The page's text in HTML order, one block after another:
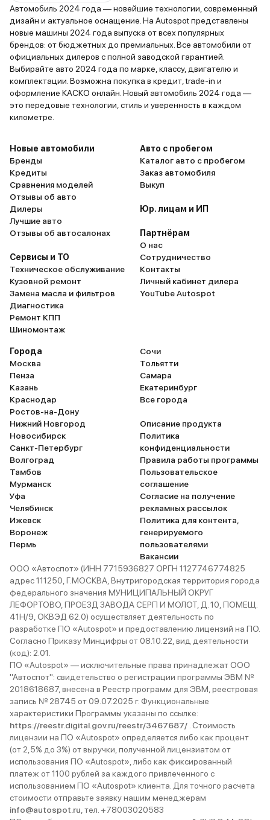
Автомобиль 2024 года — новейшие технологии, современный
дизайн и актуальное оснащение. На Autospot представлены
новые машины 2024 года выпуска от всех популярных
брендов: от бюджетных до премиальных. Все автомобили от
официальных дилеров с полной заводской гарантией.
Выбирайте авто 2024 года по марке, классу, двигателю и
комплектации. Возможна покупка в кредит, trade-in и
оформление КАСКО онлайн. Новый автомобиль 2024 года —
это передовые технологии, стиль и уверенность в каждом
километре.
Новые автомобили
Бренды
Кредиты
Сравнения моделей
Отзывы об авто
Дилеры
Лучшие авто
Отзывы об автосалонах
Сервисы и ТО
Техническое обслуживание
Кузовной ремонт
Замена масла и фильтров
Диагностика
Ремонт КПП
Шиномонтаж
Авто с пробегом
Каталог авто с пробегом
Заказ автомобиля
Выкуп
Юр. лицам и ИП
Партнёрам
О нас
Сотрудничество
Контакты
Личный кабинет дилера
YouTube Autospot
Города
Москва
Пенза
Казань
Краснодар
Ростов-на-Дону
Нижний Новгород
Новосибирск
Санкт-Петербург
Волгоград
Тамбов
Мурманск
Уфа
Челябинск
Ижевск
Воронеж
Пермь
Сочи
Тольятти
Самара
Екатеринбург
Все города
Описание продукта
Политика
конфиденциальности
Правила работы программы
Пользовательское
соглашение
Согласие на получение
рекламных рассылок
Политика для контента,
генерируемого
пользователями
Вакансии
ООО «Автоспот» (ИНН 7715936827 ОРГН 1127746774825
адрес 111250, Г.МОСКВА, Внутригородская территория города
федерального значения МУНИЦИПАЛЬНЫЙ ОКРУГ
ЛЕФОРТОВО, ПРОЕЗД ЗАВОДА СЕРП И МОЛОТ, Д. 10, ПОМЕЩ.
41Н/9, ОКВЭД 62.0) осуществляет деятельность по
разработке ПО «Autospot» и предоставлению лицензий на ПО.
Согласно Приказу Минцифры от 08.10.22, вид деятельности
(код): 2.01.
ПО «Autospot» — исключительные права принадлежат ООО
"Автоспот": свидетельство о регистрации программы ЭВМ №
2018618687, внесена в Реестр программ для ЭВМ, реестровая
запись № 28745 от 09.07.2025 г. Функциональные
характеристики Программы указаны по ссылке:
https://reestr.digital.gov.ru/reestr/3467687/ . Стоимость
лицензии на ПО «Autospot» определяется либо как процент
(от 2,5% до 3%) от выручки, полученной лицензиатом от
использования ПО «Autospot», либо как фиксированный
платеж от 1100 рублей за каждого привлеченного с
использованием ПО «Autospot» клиента. Для точного расчета
стоимости отправьте заявку нашим менеджерам
info@autospot.ru , тел. +78003020583